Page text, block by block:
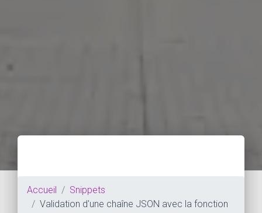
Accueil
Snippets
Validation d'une chaîne JSON avec la fonction